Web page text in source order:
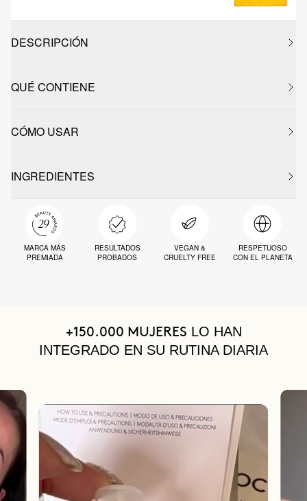
DESCRIPCIÓN
QUÉ CONTIENE
CÓMO USAR
INGREDIENTES
MARCA MÁS
PREMIADA
RESULTADOS
PROBADOS
VEGAN &
CRUELTY FREE
RESPETUOSO
CON EL PLANETA
+150.000 MUJERES LO HAN
INTEGRADO EN SU RUTINA DIARIA